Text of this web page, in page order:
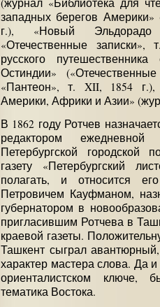
западных берегов
г.), «Новый
«Отечественные
русского
Остиндии»
«Пантеон», т. XII, 1854
Америки, Африки и Азии»
В 1862 году Ротчев
редактором
Петербургской городской
газету «Петербургский
полагать, и относится
Петровичем Кауфманом,
губернатором в
пригласившим Ротчева в
краевой газеты.
Ташкент сыграл
характер мастера слова. Да
ориенталистском
тематика Востока.